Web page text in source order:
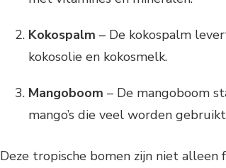
Kokospalm – De kokospalm
kokosolie en kokosmelk.
Mangoboom – De mangoboom
mango’s die veel worden
Deze tropische bomen zijn niet alleen